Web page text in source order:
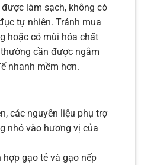
làm sạch, không có
tự nhiên. Tránh mua
hoặc có mùi hóa chất
cần được ngâm
nhanh mềm hơn.
các nguyên liệu phụ trợ
nhỏ vào hương vị của
hợp gạo tẻ và gạo nếp